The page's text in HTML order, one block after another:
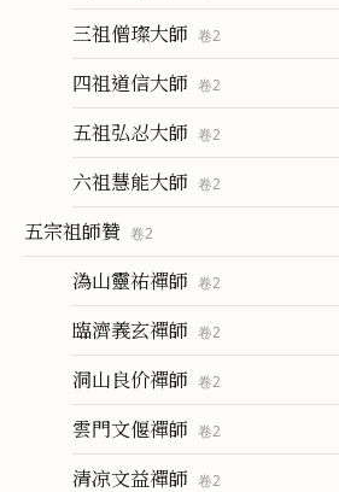
三祖僧璨大師 卷2
四祖道信大師 卷2
五祖弘忍大師 卷2
六祖慧能大師 卷2
五宗祖師贊 卷2
溈山靈祐禪師 卷2
臨濟義玄禪師 卷2
洞山良价禪師 卷2
雲門文偃禪師 卷2
清凉文益禪師 卷2